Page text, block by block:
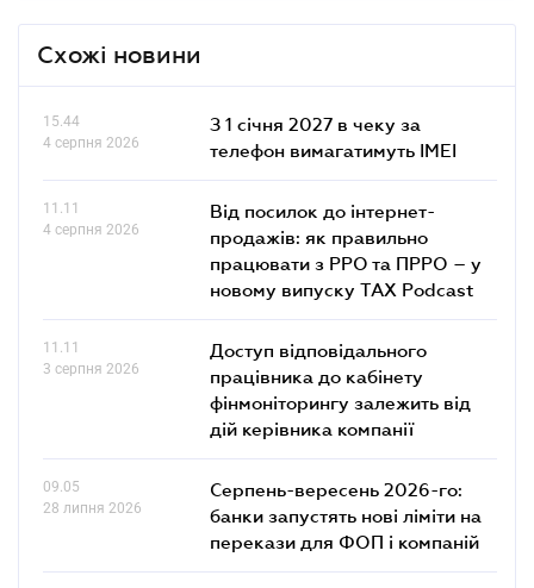
Схожі новини
15.44
4 серпня 2026
З 1 січня 2027 в чеку за
телефон вимагатимуть IMEI
11.11
4 серпня 2026
Від посилок до інтернет-
продажів: як правильно
працювати з РРО та ПРРО – у
новому випуску TAX Podcast
11.11
3 серпня 2026
Доступ відповідального
працівника до кабінету
фінмоніторингу залежить від
дій керівника компанії
09.05
28 липня 2026
Серпень-вересень 2026-го:
банки запустять нові ліміти на
перекази для ФОП і компаній